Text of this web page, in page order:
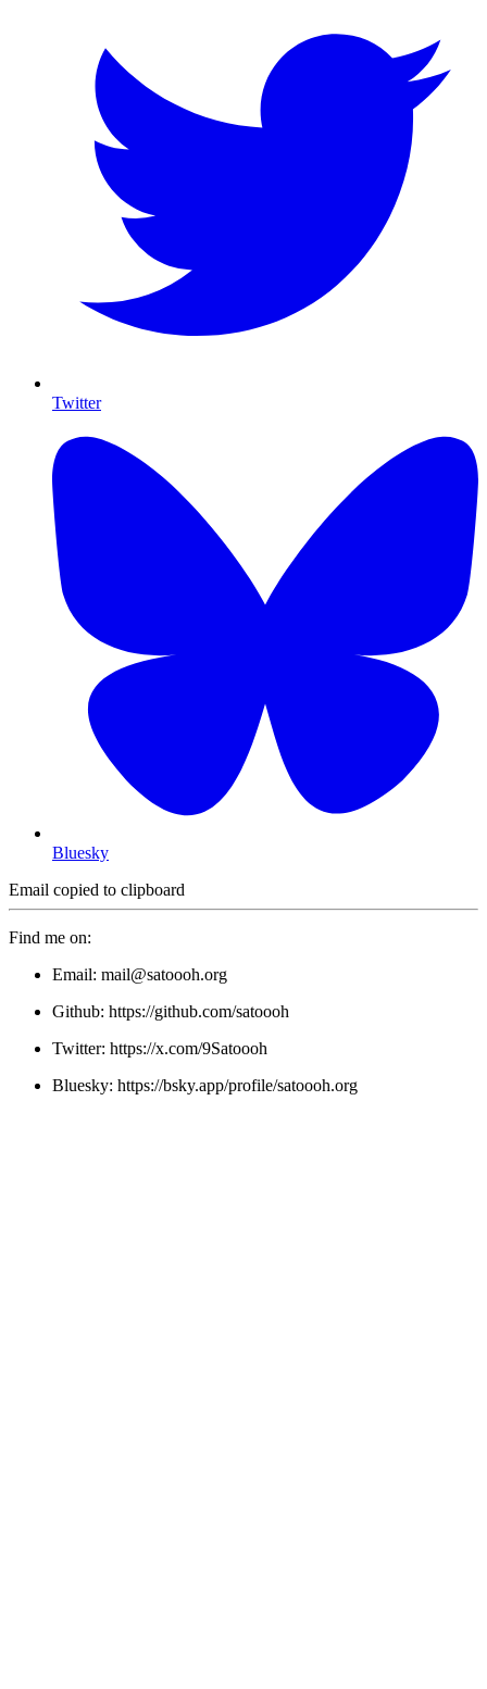
Twitter
Bluesky
Email copied to clipboard
Find me on:
Email: mail@satoooh.org
Github: https://github.com/satoooh
Twitter: https://x.com/9Satoooh
Bluesky: https://bsky.app/profile/satoooh.org